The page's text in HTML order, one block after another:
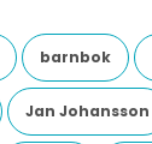
barnbok
Jan Johansson